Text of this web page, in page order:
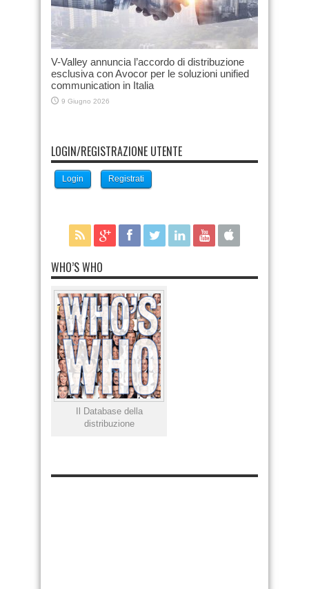
V-Valley annuncia l’accordo di distribuzione
esclusiva con Avocor per le soluzioni unified
communication in Italia
9 Giugno 2026
LOGIN/REGISTRAZIONE UTENTE
Login Registrati
WHO’S WHO
Il Database della
distribuzione